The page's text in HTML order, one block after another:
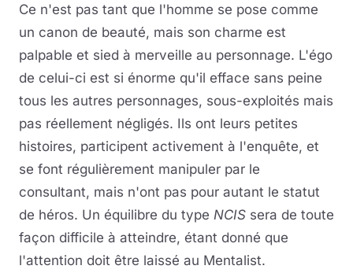
Ce n'est pas tant que l'homme se pose comme
un canon de beauté, mais son charme est
palpable et sied à merveille au personnage. L'égo
de celui-ci est si énorme qu'il efface sans peine
tous les autres personnages, sous-exploités mais
pas réellement négligés. Ils ont leurs petites
histoires, participent activement à l'enquête, et
se font régulièrement manipuler par le
consultant, mais n'ont pas pour autant le statut
de héros. Un équilibre du type NCIS sera de toute
façon difficile à atteindre, étant donné que
l'attention doit être laissé au Mentalist.